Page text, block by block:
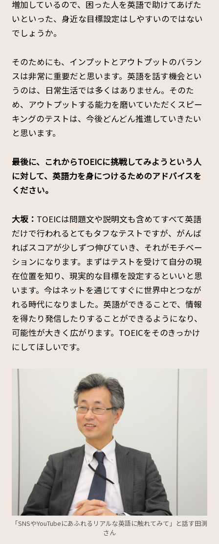
増加しているので、困った人を英語で助けてあげた
いといった、身近な目標設定はしやすいのではない
でしょうか。
そのためにも、インプットとアウトプットのバラン
スは非常に重要だと思います。英語を話す機会とい
うのは、日常生活では多くはありません。そのた
め、アウトプットする能力を磨いていただくスピー
キングのテストは、今後どんどん推進していきたい
と思います。
――最後に、これからTOEICに挑戦してみようという人
に対して、英語力を身につけるためのアドバイスを
ください。
大坂： TOEICは問題文や説明文も含めてすべて英語
だけで行われるとてもタフなテストですが、がんば
ればスコアが少しずつ伸びていき、それがモチベー
ションになります。まずはテストを受けて自分の現
在位置を知り、現実的な目標を設定するといいと思
います。今はネットを通じてすぐに世界中とつなが
れる時代になりました。英語ができることで、情報
を得たり発信したりすることができるようになり、
可能性が大きく広がります。TOEICをそのきっかけ
にしてほしいです。
「SNSやYouTubeにあふれるリアルな英語に触れてみて」と話す田渕
さん